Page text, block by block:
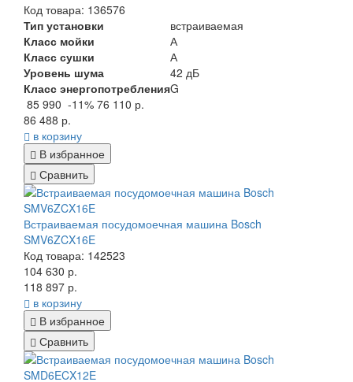
Код товара: 136576
Тип установки
встраиваемая
Класс мойки
А
Класс сушки
А
Уровень шума
42 дБ
Класс энергопотребленияG
85 990 -11% 76 110 р.
86 488 р.
в корзину
В избранное
Сравнить
Встраиваемая посудомоечная машина Bosch
SMV6ZCX16E
Код товара: 142523
104 630 р.
118 897 р.
в корзину
В избранное
Сравнить